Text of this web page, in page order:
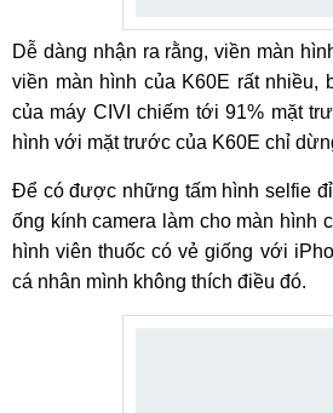
Dễ dàng nhận ra rằng, viền màn
viền màn hình của K60E rất nhiều,
của máy CIVI chiếm tới 91% mặt
hình với mặt trước của K60E chỉ
Để có được những tấm hình selfie
ống kính camera làm cho màn hình
hình viên thuốc có vẻ giống với
cá nhân mình không thích điều đó.